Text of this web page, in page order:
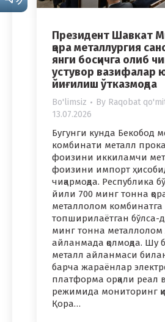
Президент Шавкат
қора металлургия
янги босқичга олиб
устувор вазифалар
йиғилиш ўтказмоқда
Bo'limsiz By Raqobat
13.07.2026
Бугунги кунда Бекобод
комбинати металл
фоизини иккиламчи
фоизини импорт
чиқармоқда. Республика
йили 700 минг тонна
металлолом комбинатга
топширилаётган бўлса-
минг тонна металлолом
айланмада қолмоқда. Шу
металл айланмаси билан
барча жараёнлар
платформа орқали реал
режимида мониторинг
Қора…